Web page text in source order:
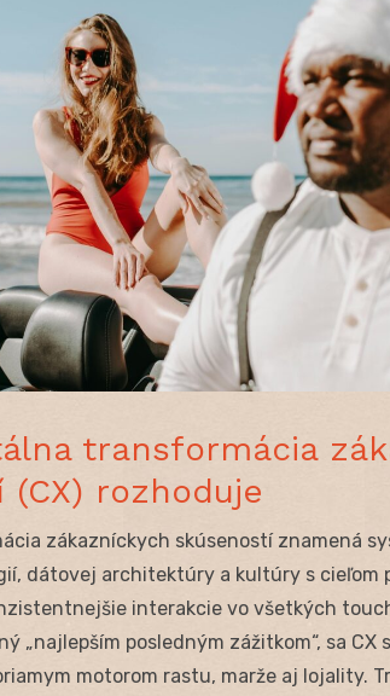
transformácia
rozhoduje
zákazníckych skúseností znamená
dátovej architektúry a kultúry s cieľom
interakcie vo všetkých
„najlepším posledným zážitkom“, sa CX
motorom rastu, marže aj lojality.